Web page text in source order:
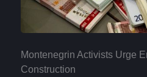
Montenegrin Activists Urge
Construction